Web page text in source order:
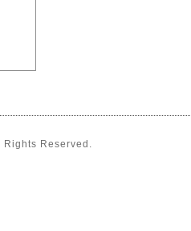
Rights Reserved.